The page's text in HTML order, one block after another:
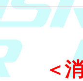
＜